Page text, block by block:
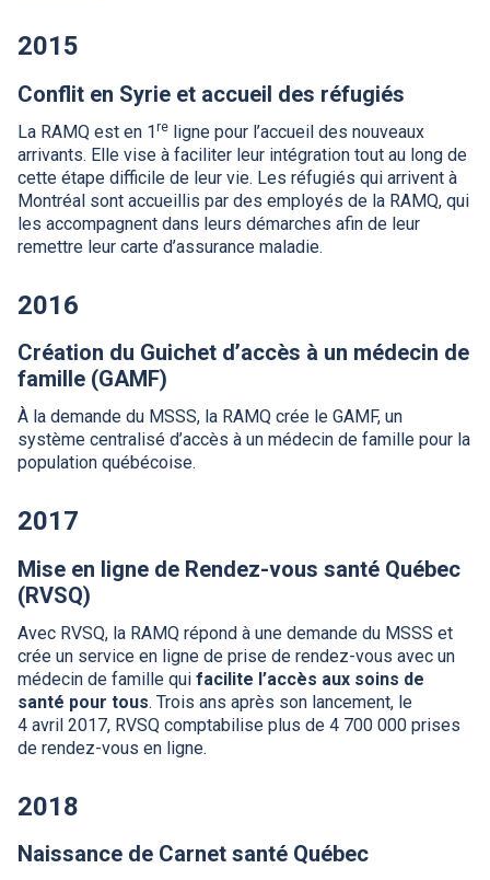
2015
Conflit en Syrie et accueil des réfugiés
La RAMQ est en 1re ligne pour l’accueil des nouveaux
arrivants. Elle vise à faciliter leur intégration tout au long de
cette étape difficile de leur vie. Les réfugiés qui arrivent à
Montréal sont accueillis par des employés de la RAMQ, qui
les accompagnent dans leurs démarches afin de leur
remettre leur carte d’assurance maladie.
2016
Création du Guichet d’accès à un médecin de
famille (GAMF)
À la demande du MSSS, la RAMQ crée le GAMF, un
système centralisé d’accès à un médecin de famille pour la
population québécoise.
2017
Mise en ligne de Rendez-vous santé Québec
(RVSQ)
Avec RVSQ, la RAMQ répond à une demande du MSSS et
crée un service en ligne de prise de rendez-vous avec un
médecin de famille qui facilite l’accès aux soins de
santé pour tous. Trois ans après son lancement, le
4 avril 2017, RVSQ comptabilise plus de 4 700 000 prises
de rendez-vous en ligne.
2018
Naissance de Carnet santé Québec